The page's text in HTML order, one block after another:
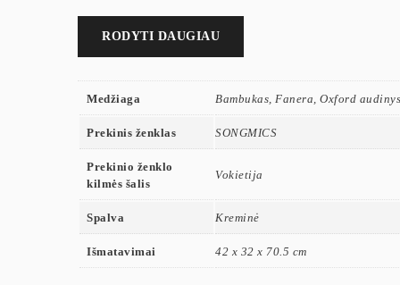
RODYTI DAUGIAU
Medžiaga Bambukas, Fanera, Oxford
Prekinis ženklas SONGMICS
Prekinio ženklo
kilmės šalis
Vokietija
Spalva Kreminė
Išmatavimai 42 x 32 x 70.5 cm